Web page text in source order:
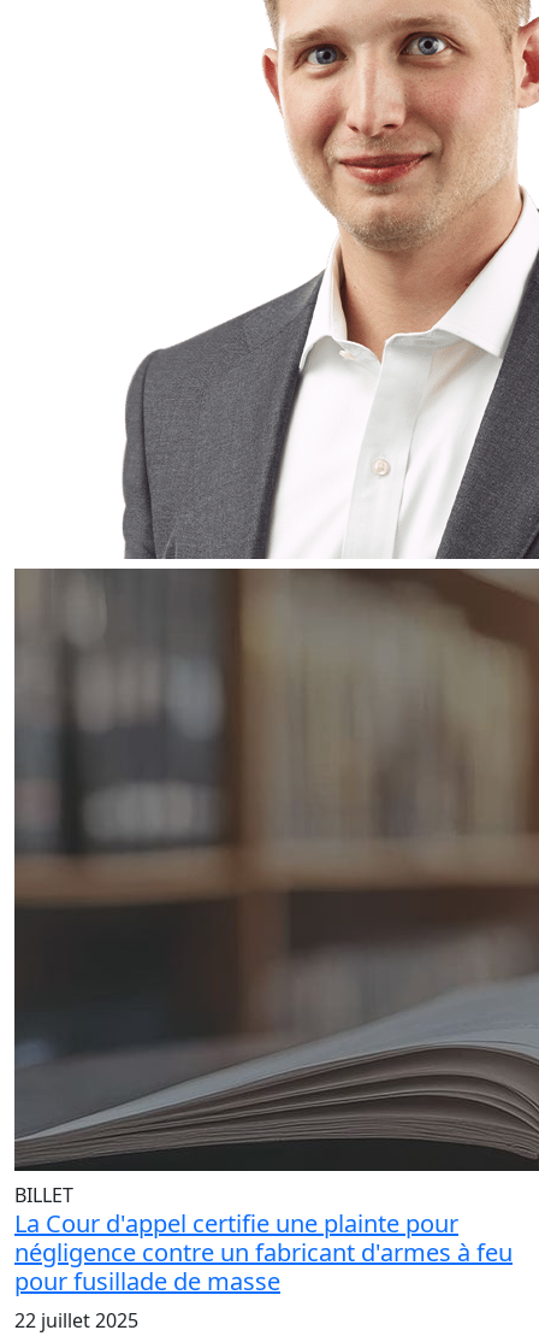
BILLET
La Cour d'appel certifie une plainte pour
négligence contre un fabricant d'armes à feu
pour fusillade de masse
22 juillet 2025